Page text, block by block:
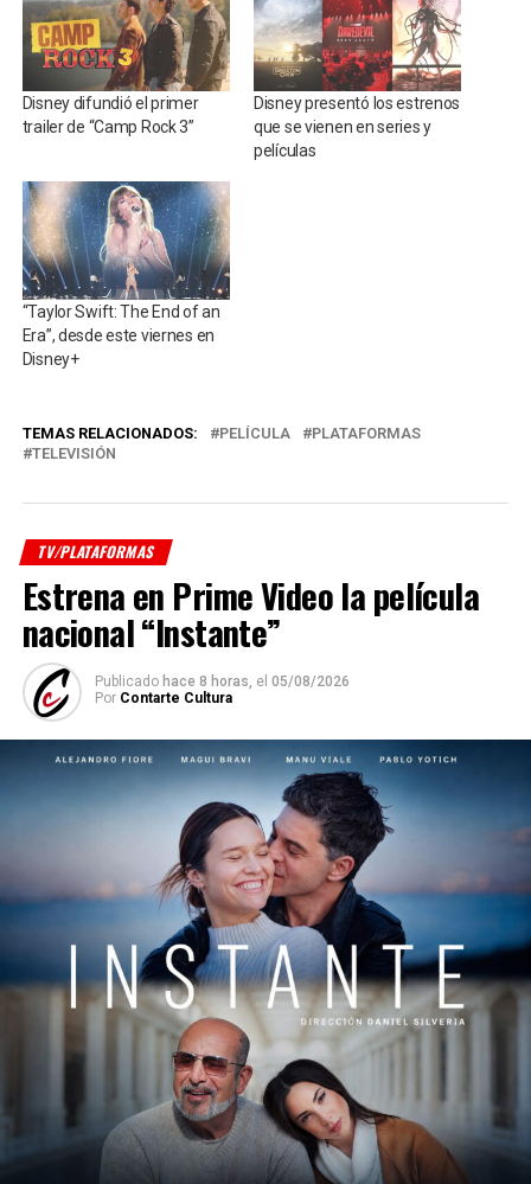
Disney difundió el primer
trailer de “Camp Rock 3”
Disney presentó los estrenos
que se vienen en series y
películas
“Taylor Swift: The End of an
Era”, desde este viernes en
Disney+
TEMAS RELACIONADOS: PELÍCULA
PLATAFORMAS
TELEVISIÓN
TV/PLATAFORMAS
Estrena en Prime Video la película
nacional “Instante”
Publicado hace 8 horas, el 05/08/2026
Por Contarte Cultura